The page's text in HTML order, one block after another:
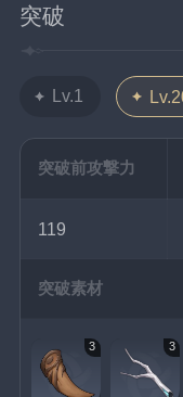
突破
Lv.1
突破前攻撃力
119
突破素材
3 3